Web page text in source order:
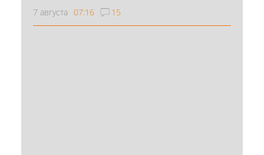
7 августа 07:16 15